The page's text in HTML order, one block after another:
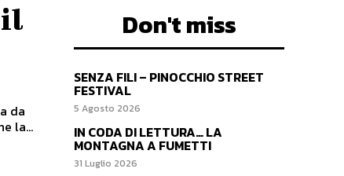
il
da
la...
Don't miss
SENZA FILI – PINOCCHIO STREET
FESTIVAL
5 Agosto 2026
IN CODA DI LETTURA… LA
MONTAGNA A FUMETTI
31 Luglio 2026